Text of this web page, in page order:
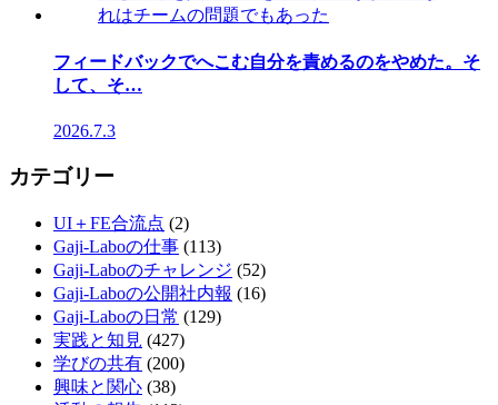
フィードバックでへこむ自分を責めるのをやめた。そ
して、そ…
2026.7.3
カテゴリー
UI＋FE合流点 (2)
Gaji-Laboの仕事 (113)
Gaji-Laboのチャレンジ (52)
Gaji-Laboの公開社内報 (16)
Gaji-Laboの日常 (129)
実践と知見 (427)
学びの共有 (200)
興味と関心 (38)